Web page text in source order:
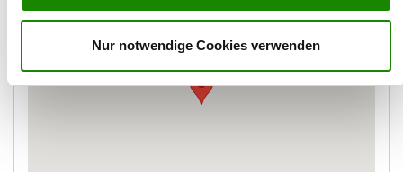
Nur notwendige Cookies verwenden